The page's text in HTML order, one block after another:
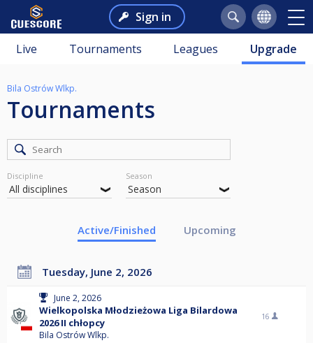
Sign in
Live Tournaments Leagues Upgrade
Bila Ostrów Wlkp.
Tournaments
Discipline Season
Active/Finished Upcoming
Tuesday, June 2, 2026
June 2, 2026
Wielkopolska Młodzieżowa Liga Bilardowa
2026 II chłopcy
Bila Ostrów Wlkp.
16